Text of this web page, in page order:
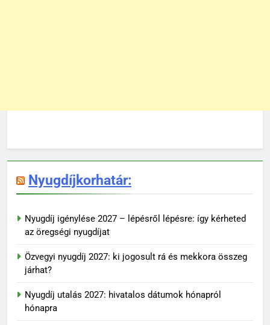
Nyugdíjkorhatár:
Nyugdíj igénylése 2027 – lépésről lépésre: így kérheted
az öregségi nyugdíjat
Özvegyi nyugdíj 2027: ki jogosult rá és mekkora összeg
járhat?
Nyugdíj utalás 2027: hivatalos dátumok hónapról
hónapra